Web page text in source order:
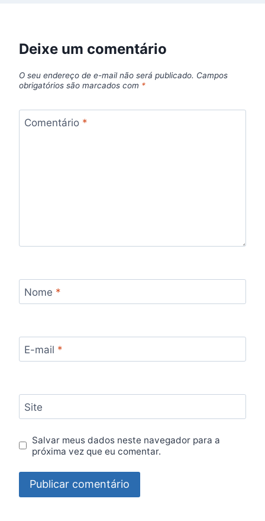
Deixe um comentário
O seu endereço de e-mail não será publicado. Campos
obrigatórios são marcados com *
Comentário *
Nome *
E-mail *
Site
Salvar meus dados neste navegador para a
próxima vez que eu comentar.